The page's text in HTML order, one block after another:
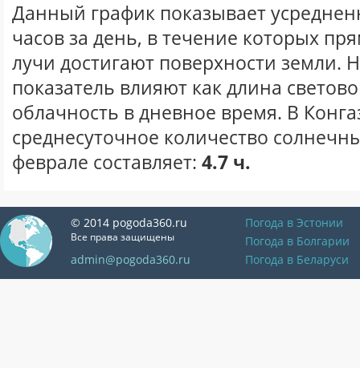
Данный график показывает
часов за день, в течение которых
лучи достигают поверхности земли.
показатель влияют как длина
облачность в дневное время. В
среднесуточное количество
феврале составляет: 4.7 ч.
© 2014 pogoda360.ru
Все права защищены
admin@pogoda360.ru
Погода в Эстонии
Погода в Болгарии
Погода в Беларуси